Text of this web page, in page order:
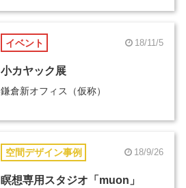
イベント 18/11/5
小カヤック展
鎌倉新オフィス（仮称）
空間デザイン事例 18/9/26
瞑想専用スタジオ「muon」